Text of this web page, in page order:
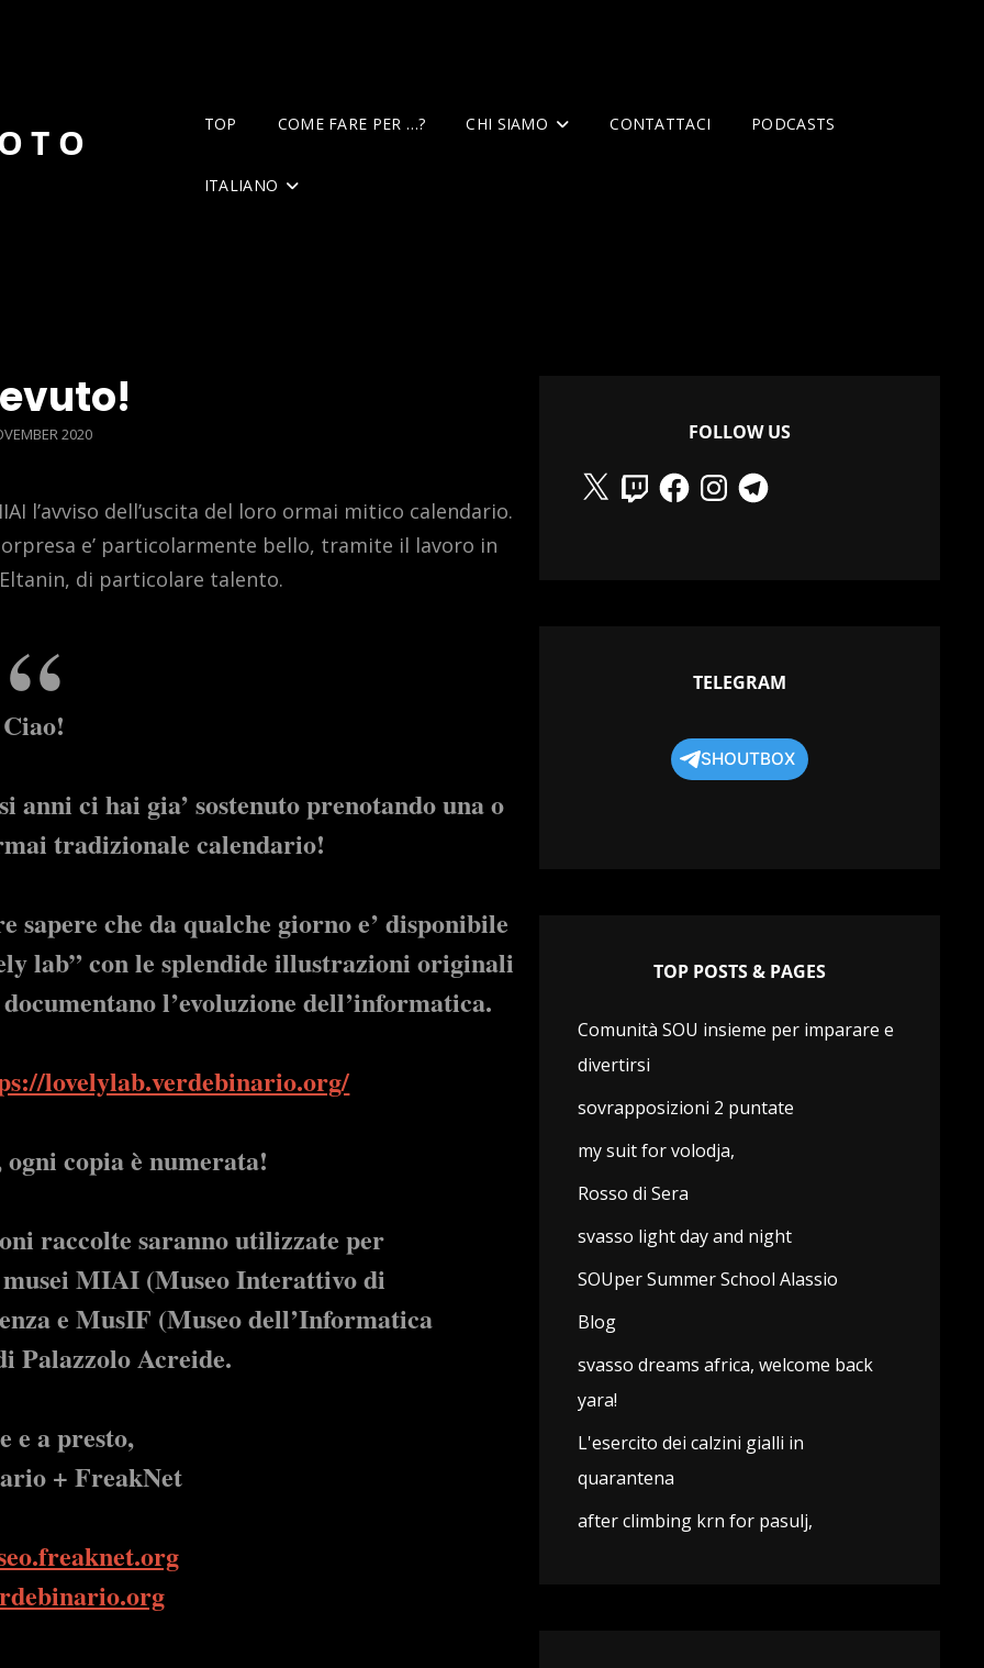
TOP COME FARE PER …? CHI SIAMO CONTATTACI PODCASTS
ITALIANO
2020
l’avviso dell’uscita del loro ormai mitico calendario.
e’ particolarmente bello, tramite il lavoro in
di particolare talento.
Ciao!
ci hai gia’ sostenuto prenotando una o
tradizionale calendario!
che da qualche giorno e’ disponibile
lab” con le splendide illustrazioni originali
l’evoluzione dell’informatica.
lovelylab.verdebinario.org/
copia è numerata!
raccolte saranno utilizzate per
musei MIAI (Museo Interattivo di
e MusIF (Museo dell’Informatica
Palazzolo Acreide.
e a presto,
+ FreakNet
FOLLOW US
X
TwitchFacebookInstagramTelegram
TELEGRAM
SHOUTBOX
TOP POSTS & PAGES
Comunità SOU insieme per imparare e
divertirsi
sovrapposizioni 2 puntate
my suit for volodja,
Rosso di Sera
svasso light day and night
SOUper Summer School Alassio
Blog
svasso dreams africa, welcome back
yara!
L'esercito dei calzini gialli in
quarantena
after climbing krn for pasulj,